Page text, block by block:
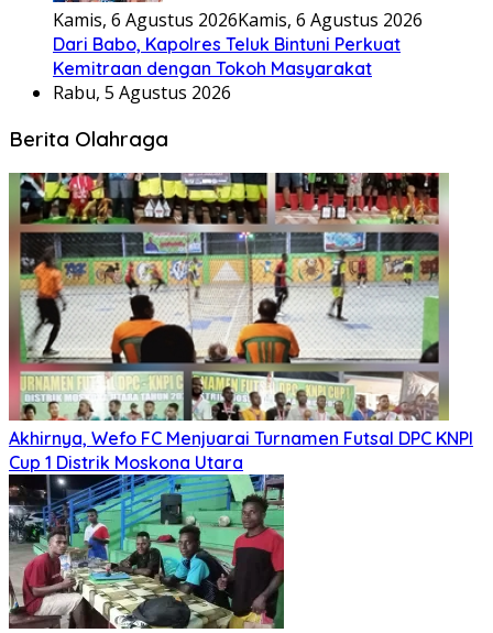
Kamis, 6 Agustus 2026Kamis, 6 Agustus 2026
Dari Babo, Kapolres Teluk Bintuni Perkuat
Kemitraan dengan Tokoh Masyarakat
Rabu, 5 Agustus 2026
Berita Olahraga
Akhirnya, Wefo FC Menjuarai Turnamen Futsal DPC KNPI
Cup 1 Distrik Moskona Utara